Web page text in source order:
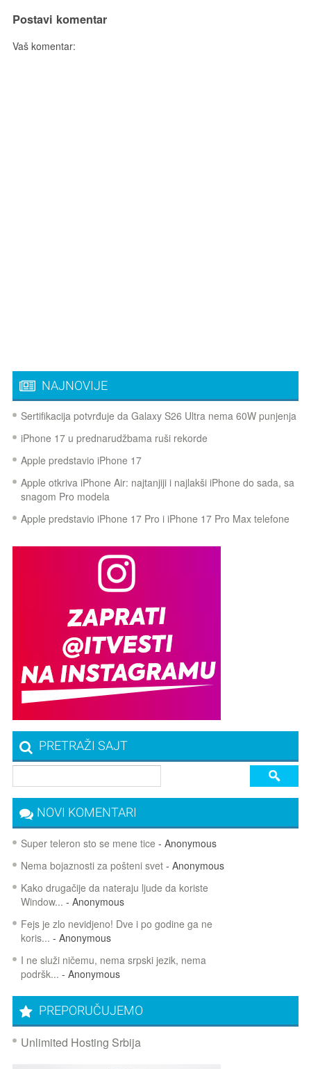
Postavi komentar
Vaš komentar:
NAJNOVIJE
Sertifikacija potvrđuje da Galaxy S26 Ultra nema 60W punjenja
iPhone 17 u prednarudžbama ruši rekorde
Apple predstavio iPhone 17
Apple otkriva iPhone Air: najtanjiji i najlakši iPhone do sada, sa
snagom Pro modela
Apple predstavio iPhone 17 Pro i iPhone 17 Pro Max telefone
PRETRAŽI SAJT
NOVI KOMENTARI
Super teleron sto se mene tice - Anonymous
Nema bojaznosti za pošteni svet- Anonymous
Kako drugačije da nateraju ljude da koriste
Window... - Anonymous
Fejs je zlo nevidjeno! Dve i po godine ga ne
koris... - Anonymous
I ne služi ničemu, nema srpski jezik, nema
podršk... - Anonymous
PREPORUČUJEMO
Unlimited Hosting Srbija